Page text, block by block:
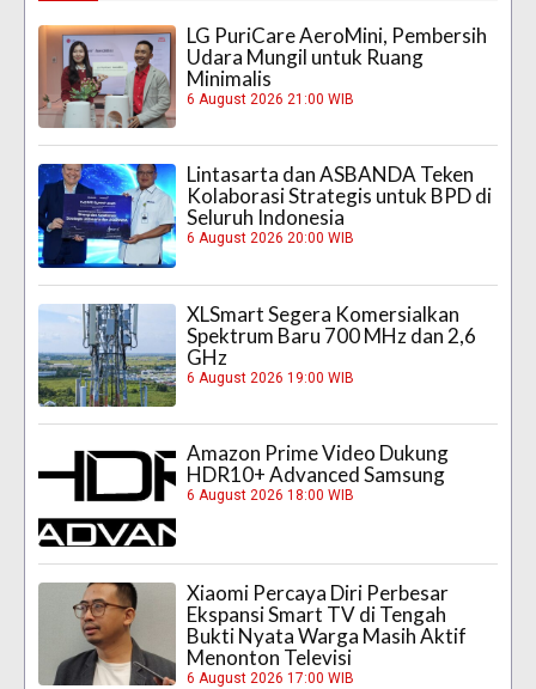
LG PuriCare AeroMini, Pembersih
Udara Mungil untuk Ruang
Minimalis
6 August 2026 21:00 WIB
Lintasarta dan ASBANDA Teken
Kolaborasi Strategis untuk BPD di
Seluruh Indonesia
6 August 2026 20:00 WIB
XLSmart Segera Komersialkan
Spektrum Baru 700 MHz dan 2,6
GHz
6 August 2026 19:00 WIB
Amazon Prime Video Dukung
HDR10+ Advanced Samsung
6 August 2026 18:00 WIB
Xiaomi Percaya Diri Perbesar
Ekspansi Smart TV di Tengah
Bukti Nyata Warga Masih Aktif
Menonton Televisi
6 August 2026 17:00 WIB